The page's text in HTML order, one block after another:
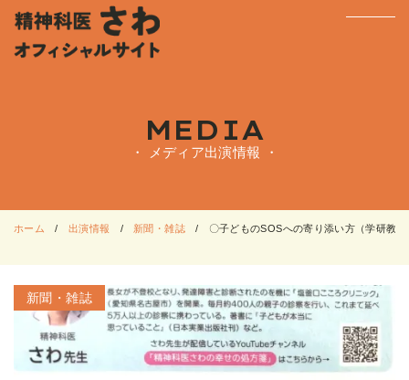
MEDIA
・ メディア出演情報 ・
ホーム 出演情報 新聞・雑誌 〇子どものSOSへの寄り添い方（学研教
新聞・雑誌